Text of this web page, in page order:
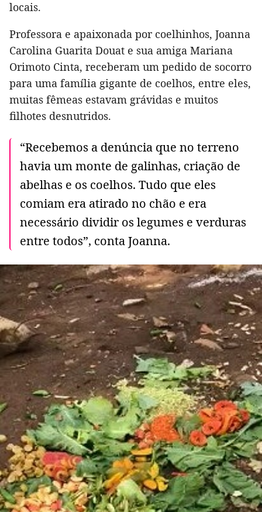
locais.
Professora e apaixonada por coelhinhos, Joanna
Carolina Guarita Douat e sua amiga Mariana
Orimoto Cinta, receberam um pedido de socorro
para uma família gigante de coelhos, entre eles,
muitas fêmeas estavam grávidas e muitos
filhotes desnutridos.
“Recebemos a denúncia que no terreno
havia um monte de galinhas, criação de
abelhas e os coelhos. Tudo que eles
comiam era atirado no chão e era
necessário dividir os legumes e verduras
entre todos”, conta Joanna.